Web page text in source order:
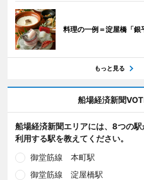
料理の一例＝淀屋橋「銀
もっと見る
船場経済新聞
船場経済新聞エリアには、8つの
利用する駅を教えてください。
御堂筋線 本町駅
御堂筋線 淀屋橋駅